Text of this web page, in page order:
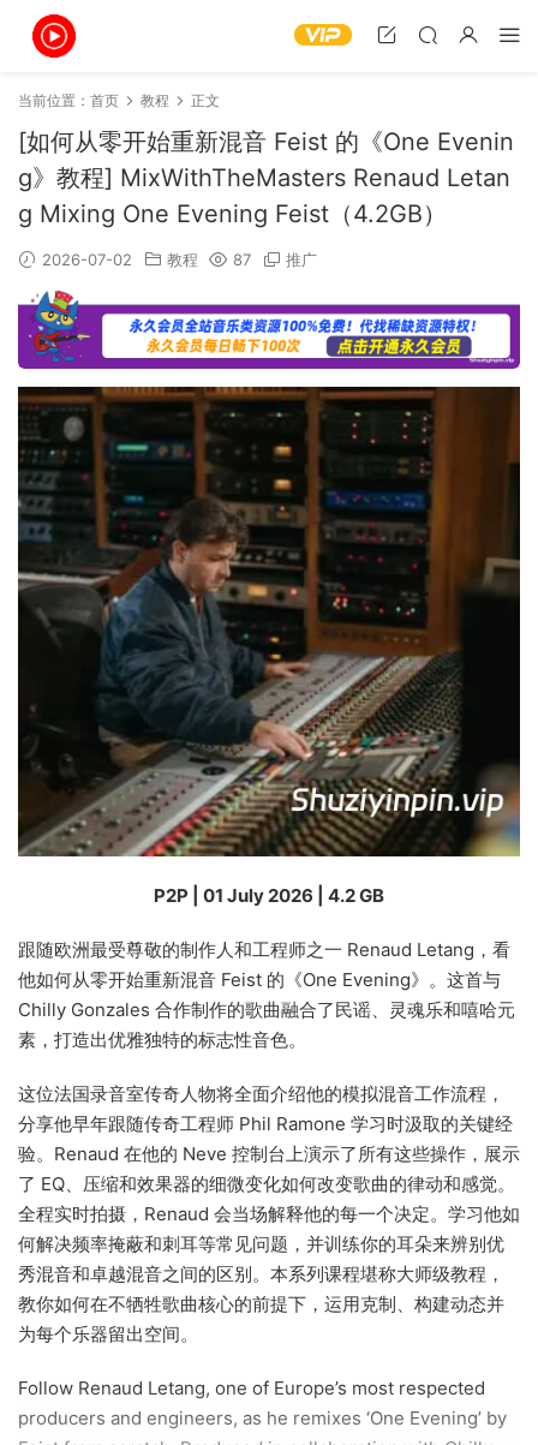
当前位置： 首页 教程 正文
[如何从零开始重新混音 Feist 的《One Evenin
g》教程] MixWithTheMasters Renaud Letan
g Mixing One Evening Feist（4.2GB）
2026-07-02 教程 87 推广
P2P | 01 July 2026 | 4.2 GB
跟随欧洲最受尊敬的制作人和工程师之一 Renaud Letang，看
他如何从零开始重新混音 Feist 的《One Evening》。这首与
Chilly Gonzales 合作制作的歌曲融合了民谣、灵魂乐和嘻哈元
素，打造出优雅独特的标志性音色。
这位法国录音室传奇人物将全面介绍他的模拟混音工作流程，
分享他早年跟随传奇工程师 Phil Ramone 学习时汲取的关键经
验。Renaud 在他的 Neve 控制台上演示了所有这些操作，展示
了 EQ、压缩和效果器的细微变化如何改变歌曲的律动和感觉。
全程实时拍摄，Renaud 会当场解释他的每一个决定。学习他如
何解决频率掩蔽和刺耳等常见问题，并训练你的耳朵来辨别优
秀混音和卓越混音之间的区别。本系列课程堪称大师级教程，
教你如何在不牺牲歌曲核心的前提下，运用克制、构建动态并
为每个乐器留出空间。
Follow Renaud Letang, one of Europe’s most respected
producers and engineers, as he remixes ‘One Evening’ by